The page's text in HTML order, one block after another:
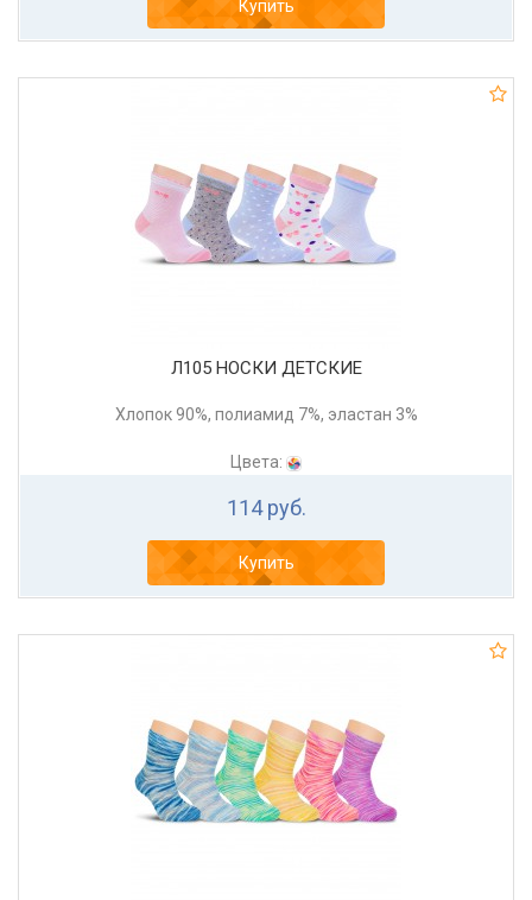
Купить
Л105 НОСКИ ДЕТСКИЕ
Хлопок 90%, полиамид 7%, эластан 3%
Цвета:
114 руб.
Купить